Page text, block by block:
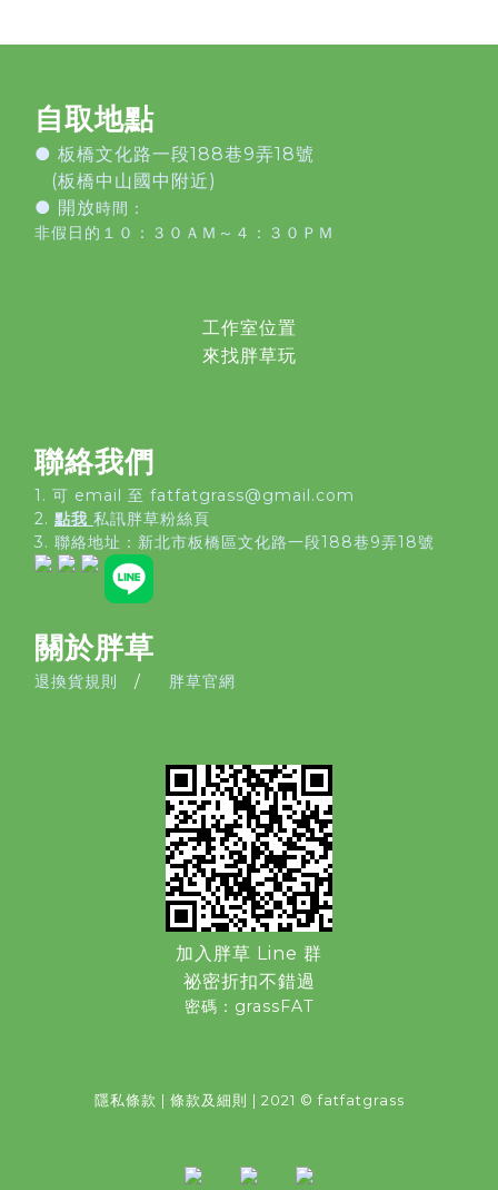
自取地點
● 板橋文化路一段188巷9弄18號
(板橋中山國中附近)
● 開放時間：
非假日的１０：３０ＡＭ～４：３０ＰＭ
工作室位置
來找胖草玩
聯絡我們
1. 可 email 至 fatfatgrass@gmail.com
2. 點我 私訊胖草粉絲頁
3. 聯絡地址： 新北市板橋區文化路一段188巷9弄18號
關於胖草
退換貨規則 / 胖草官網
加入胖草 Line 群
祕密折扣不錯過
密碼：grassFAT
隱私條款 | 條款及細則 | 2021 © fatfatgrass